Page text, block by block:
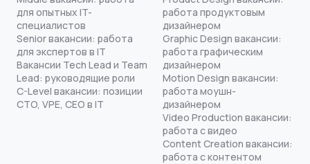
для опытных IT-
специалистов
Senior вакансии: работа
для экспертов в IT
Вакансии Tech Lead и Team
Lead: руководящие роли
C-Level вакансии: позиции
CTO, VPE, CEO в IT
работа продуктовым
дизайнером
Graphic Design вакансии:
работа графическим
дизайнером
Motion Design вакансии:
работа моушн-
дизайнером
Video Production вакансии:
работа с видео
Content Creation вакансии:
работа с контентом